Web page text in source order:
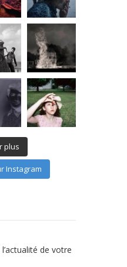
plus
Instagram
de votre